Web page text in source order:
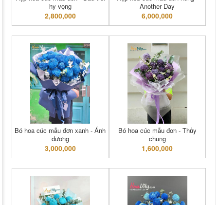
hy vọng
2,800,000
Another Day
6,000,000
Bó hoa cúc mẫu đơn xanh - Ánh
dương
3,000,000
Bó hoa cúc mẫu đơn - Thủy
chung
1,600,000